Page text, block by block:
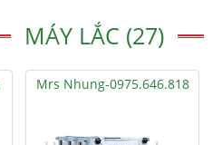
MÁY LẮC (27)
Mrs Nhung-0975.646.818